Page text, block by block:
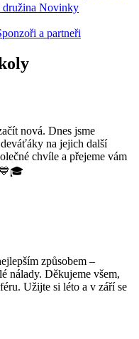
Novinky
a partneři
nová. Dnes jsme
na jejich další
chvíle a přejeme vám
💙🎓
způsobem –
nálady. Děkujeme všem,
Užijte si léto a v září se